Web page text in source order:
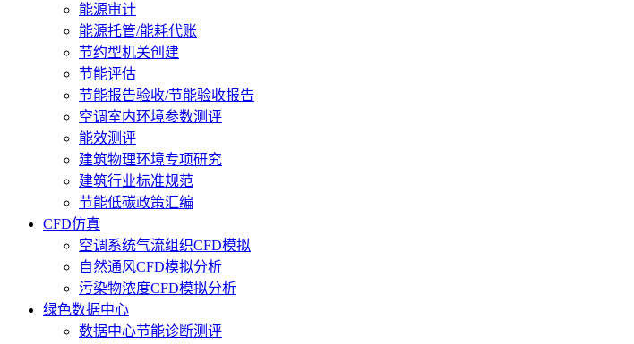
能源审计
能源托管/能耗代账
节约型机关创建
节能评估
节能报告验收/节能验收报告
空调室内环境参数测评
能效测评
建筑物理环境专项研究
建筑行业标准规范
节能低碳政策汇编
CFD仿真
空调系统气流组织CFD模拟
自然通风CFD模拟分析
污染物浓度CFD模拟分析
绿色数据中心
数据中心节能诊断测评